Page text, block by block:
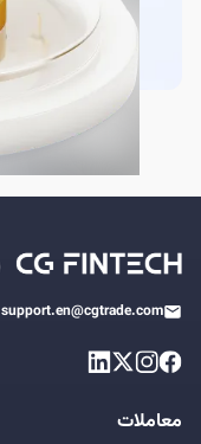
support.en@cgtrade.com
معاملات